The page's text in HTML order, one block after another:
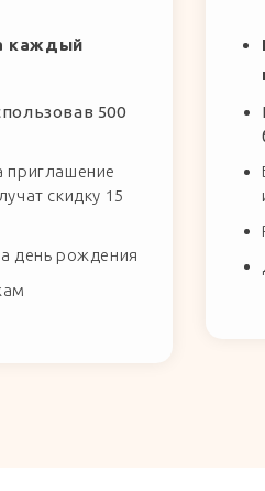
каждый
500
приглашение
скидку 15
день рождения